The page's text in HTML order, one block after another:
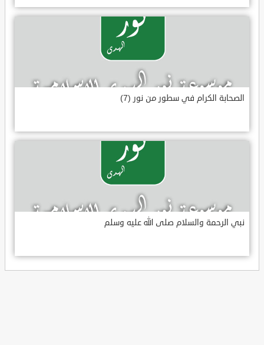
الصحابة الكرام في سطور من نور (7)
نبي الرحمة والسلام صلى الله عليه وسلم